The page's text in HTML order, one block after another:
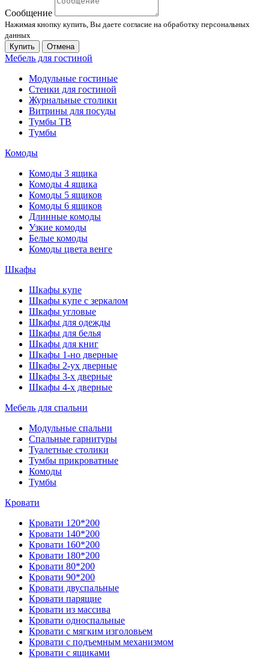
Сообщение
Нажимая кнопку купить, Вы даете согласие на обработку персональных
данных
Купить
Отмена
Мебель для гостиной
Модульные гостиные
Стенки для гостиной
Журнальные столики
Витрины для посуды
Тумбы ТВ
Тумбы
Комоды
Комоды 3 ящика
Комоды 4 ящика
Комоды 5 ящиков
Комоды 6 ящиков
Длинные комоды
Узкие комоды
Белые комоды
Комоды цвета венге
Шкафы
Шкафы купе
Шкафы купе с зеркалом
Шкафы угловые
Шкафы для одежды
Шкафы для белья
Шкафы для книг
Шкафы 1-но дверные
Шкафы 2-ух дверные
Шкафы 3-х дверные
Шкафы 4-х дверные
Мебель для спальни
Модульные спальни
Спальные гарнитуры
Туалетные столики
Тумбы прикроватные
Комоды
Тумбы
Кровати
Кровати 120*200
Кровати 140*200
Кровати 160*200
Кровати 180*200
Кровати 80*200
Кровати 90*200
Кровати двуспальные
Кровати парящие
Кровати из массива
Кровати односпальные
Кровати с мягким изголовьем
Кровати с подъемным механизмом
Кровати с ящиками